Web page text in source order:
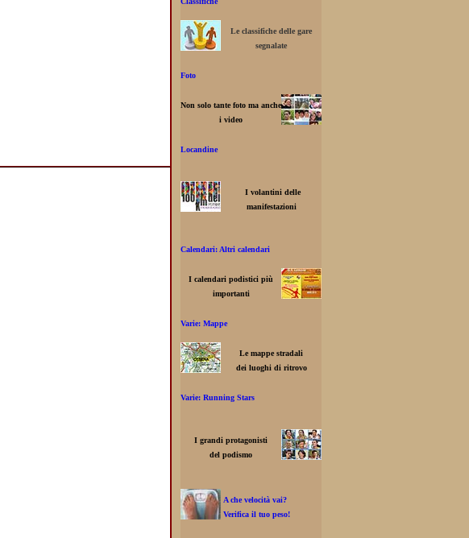
Le classifiche delle gare
segnalate
Foto
Non solo tante foto ma anche
i video
Locandine
I volantini delle
manifestazioni
Calendari: Altri calendari
I calendari podistici più
importanti
Varie: Mappe
Le mappe stradali
dei luoghi di ritrovo
Varie: Running Stars
I grandi protagonisti
del podismo
A che velocità vai?
Verifica il tuo peso!